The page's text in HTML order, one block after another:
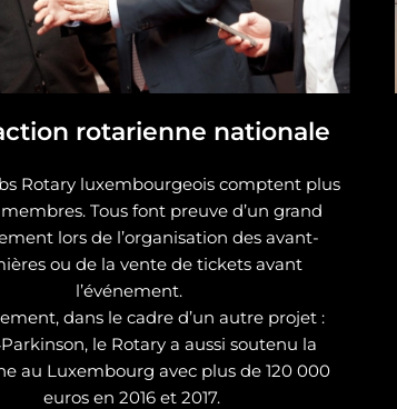
rotarienne nationale
Rotary luxembourgeois comptent plus
Tous font preuve d’un grand
lors de l’organisation des avant-
ou de la vente de tickets avant
l’événement.
dans le cadre d’un autre projet :
le Rotary a aussi soutenu la
au Luxembourg avec plus de 120 000
euros en 2016 et 2017.